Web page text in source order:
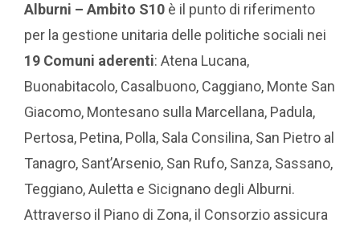
Alburni – Ambito S10 è il punto di riferimento
per la gestione unitaria delle politiche sociali nei
19 Comuni aderenti: Atena Lucana,
Buonabitacolo, Casalbuono, Caggiano, Monte San
Giacomo, Montesano sulla Marcellana, Padula,
Pertosa, Petina, Polla, Sala Consilina, San Pietro al
Tanagro, Sant’Arsenio, San Rufo, Sanza, Sassano,
Teggiano, Auletta e Sicignano degli Alburni.
Attraverso il Piano di Zona, il Consorzio assicura